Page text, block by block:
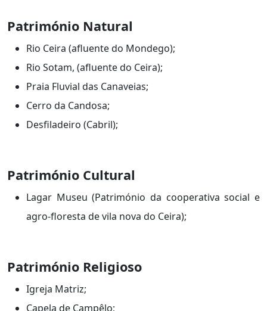
Património Natural
Rio Ceira (afluente do Mondego);
Rio Sotam, (afluente do Ceira);
Praia Fluvial das Canaveias;
Cerro da Candosa;
Desfiladeiro (Cabril);
Património Cultural
Lagar Museu (Património da cooperativa social e
agro-floresta de vila nova do Ceira);
Património Religioso
Igreja Matriz;
Capela de Campêlo;